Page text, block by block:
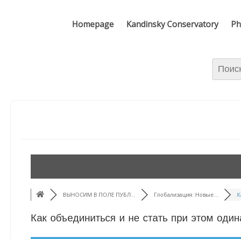
Homepage Kandinsky Conservatory
Найти:
ВЫНОСИМ В ПОЛЕ ПУБЛ... Глобализация: Новые...
Как объединиться и не стать при этом